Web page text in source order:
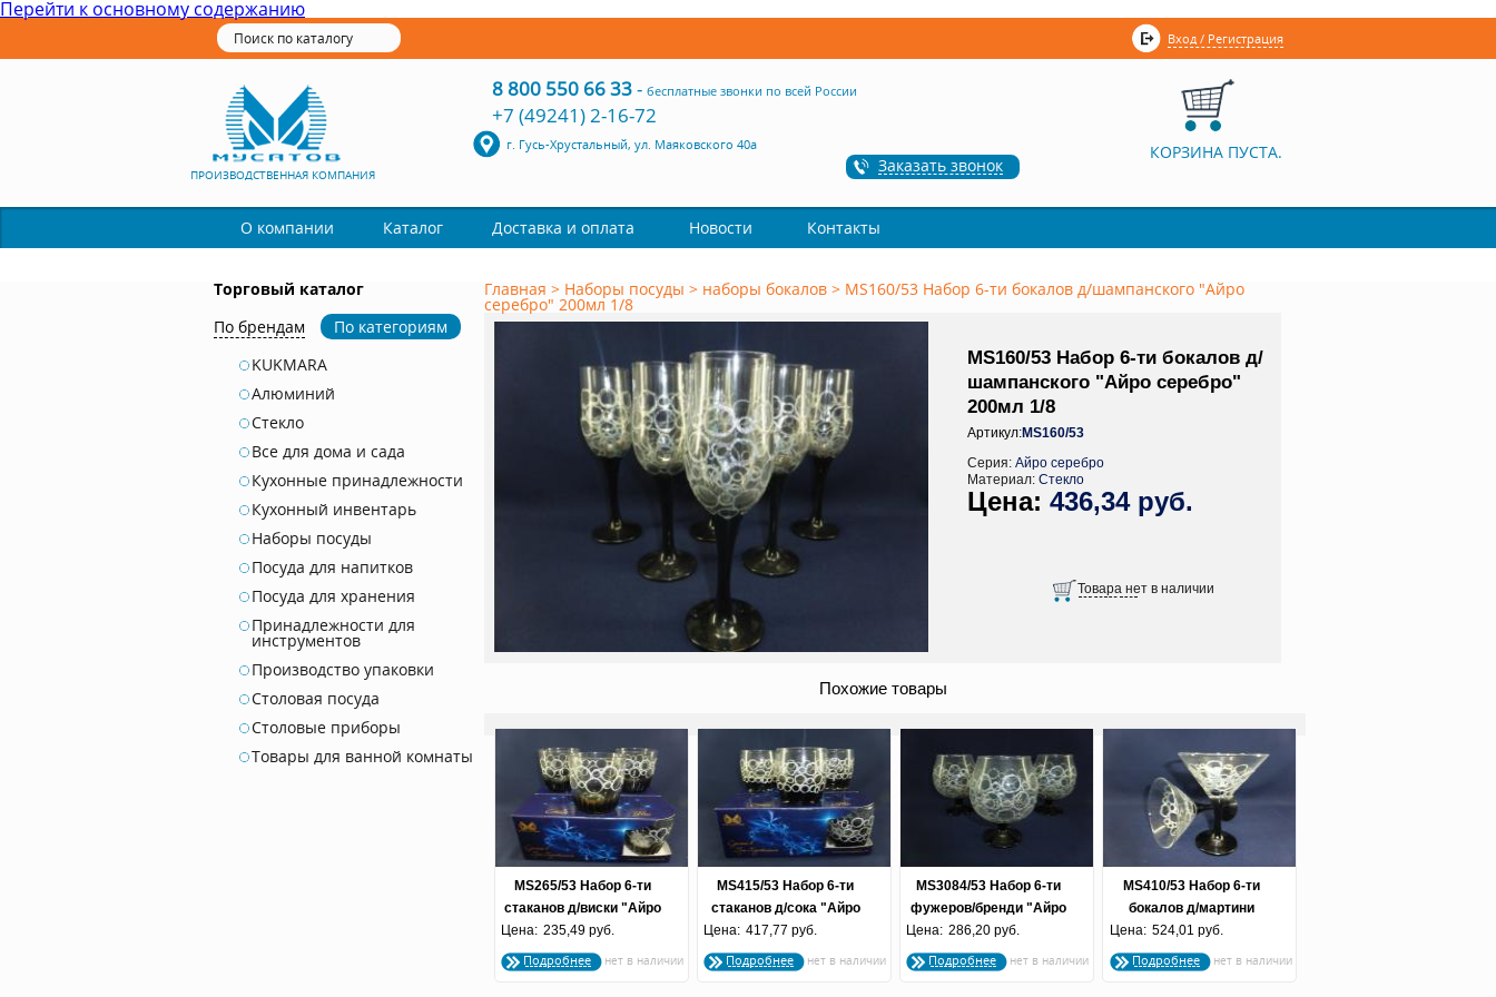
Перейти к основному содержанию
Вход / Регистрация
ПРОИЗВОДСТВЕННАЯ КОМПАНИЯ
8 800 550 66 33- бесплатные звонки по всей России
+7 (49241) 2-16-72
г. Гусь-Хрустальный, ул. Маяковского 40а
Заказать звонок
КОРЗИНА ПУСТА.
О компании Каталог Доставка и оплата Новости Контакты
Торговый каталог
По брендам
По категориям
KUKMARA
Алюминий
Стекло
Все для дома и сада
Кухонные принадлежности
Кухонный инвентарь
Наборы посуды
Посуда для напитков
Посуда для хранения
Принадлежности для
инструментов
Производство упаковки
Столовая посуда
Столовые приборы
Товары для ванной комнаты
Главная > Наборы посуды > наборы бокалов > MS160/53 Набор 6-ти бокалов д/шампанского "Айро
серебро" 200мл 1/8
MS160/53 Набор 6-ти бокалов д/
шампанского "Айро серебро"
200мл 1/8
Артикул:MS160/53
Серия: Айро серебро
Материал: Стекло
436,34 руб.
Похожие товары
MS265/53 Набор 6-ти
стаканов д/виски "Айро
серебро" 300 мл 1/8
Цена: 235,49 руб.
Подробнее
MS415/53 Набор 6-ти
стаканов д/сока "Айро
серебро" 305мл 1/8
Цена: 417,77 руб.
Подробнее
MS3084/53 Набор 6-ти
фужеров/бренди "Айро
серебро"
Цена: 286,20 руб.
Подробнее
MS410/53 Набор 6-ти
бокалов д/мартини
"Айро серебро" 170мл
1/4
Цена: 524,01 руб.
Подробнее